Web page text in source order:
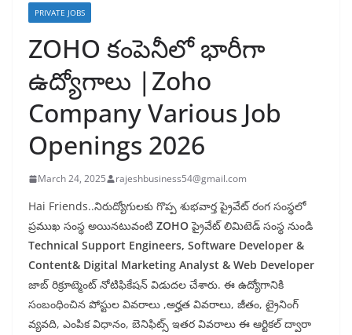
PRIVATE JOBS
ZOHO కంపెనీలో భారీగా
ఉద్యోగాలు |Zoho
Company Various Job
Openings 2026
March 24, 2025 rajeshbusiness54@gmail.com
Hai Friends..నిరుద్యోగులకు గొప్ప శుభవార్త ప్రైవేట్ రంగ సంస్థలో
ప్రముఖ సంస్థ అయినటువంటి ZOHOప్రైవేట్ లిమిటెడ్ సంస్థ నుండి
Technical Support Engineers, Software Developer &
Content& Digital Marketing Analyst & Web Developer
జాబ్ రిక్రూట్మెంట్ నోటిఫికేషన్ విడుదల చేశారు. ఈ ఉద్యోగానికి
సంబంధించిన పోస్టుల వివరాలు ,అర్హత వివరాలు, జీతం, ట్రైనింగ్
వ్యవది, ఎంపిక విధానం, బెనిఫిట్స్ ఇతర వివరాలు ఈ ఆర్టికల్ ద్వారా